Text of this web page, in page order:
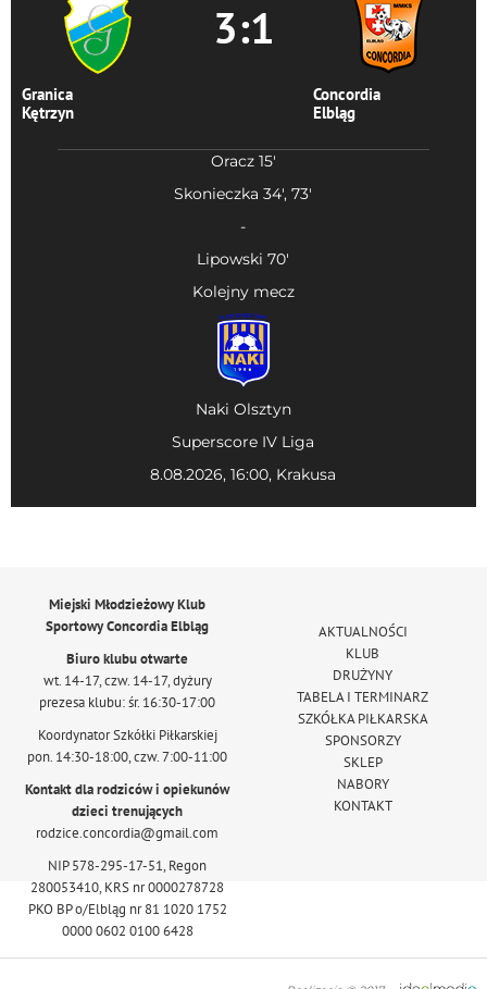
Granica
Kętrzyn
3:1
Concordia
Elbląg
Oracz 15'
Skonieczka 34', 73'
-
Lipowski 70'
Kolejny mecz
Naki Olsztyn
Superscore IV Liga
8.08.2026, 16:00, Krakusa
Miejski Młodzieżowy Klub
Sportowy Concordia Elbląg
Biuro klubu otwarte
wt. 14-17, czw. 14-17, dyżury
prezesa klubu: śr. 16:30-17:00
Koordynator Szkółki Piłkarskiej
pon. 14:30-18:00, czw. 7:00-11:00
Kontakt dla rodziców i opiekunów
dzieci trenujących
rodzice.concordia@gmail.com
NIP 578-295-17-51, Regon
280053410, KRS nr 0000278728
PKO BP o/Elbląg nr 81 1020 1752
0000 0602 0100 6428
AKTUALNOŚCI
KLUB
DRUŻYNY
TABELA I TERMINARZ
SZKÓŁKA PIŁKARSKA
SPONSORZY
SKLEP
NABORY
KONTAKT